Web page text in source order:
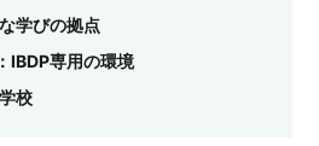
学びの拠点
IBDP専用の環境
校